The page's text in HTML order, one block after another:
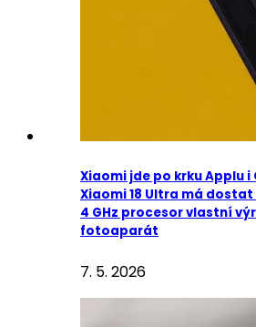
Xiaomi jde po krku Applu i
Xiaomi 18 Ultra má
4 GHz procesor vlastní
fotoaparát
7. 5. 2026